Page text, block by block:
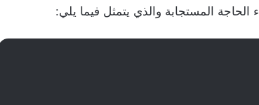
المستجابة والذي يتمثل فيما يلي: